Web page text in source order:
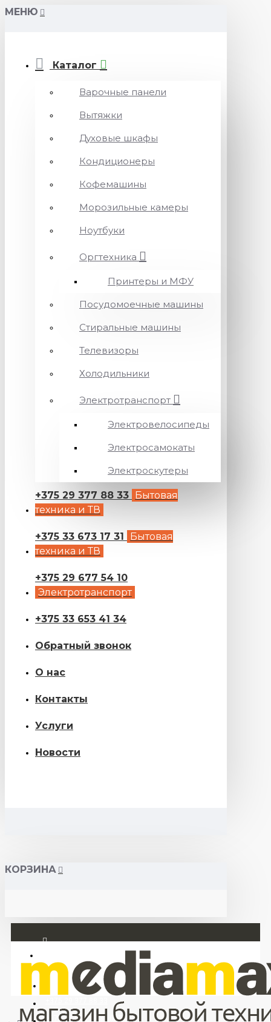
МЕНЮ
Каталог
Варочные панели
Вытяжки
Духовые шкафы
Кондиционеры
Кофемашины
Морозильные камеры
Ноутбуки
Оргтехника
Принтеры и МФУ
Посудомоечные машины
Стиральные машины
Телевизоры
Холодильники
Электротранспорт
Электровелосипеды
Электросамокаты
Электроскутеры
+375 29 377 88 33 Бытовая
техника и ТВ
+375 33 673 17 31
Бытовая
техника и ТВ
+375 29 677 54 10
Электротранспорт
+375 33 653 41 34
Обратный звонок
О нас
Контакты
Услуги
Новости
КОРЗИНА
Регистрация
+375 33 673 17 31 (МТС)